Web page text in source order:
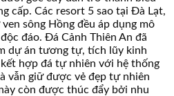
cấp. Các resort 5 sao tại Đà Lạt,
sông Hồng đều áp dụng mô
đáo. Đá Cảnh Thiên An đã
dự án tương tự, tích lũy kinh
hợp đá tự nhiên với hệ thống
vẫn giữ được vẻ đẹp tự nhiên
còn được thúc đẩy bởi nhu